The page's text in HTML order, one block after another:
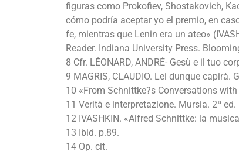
figuras como Prokofiev, Shostakovich,
cómo podría aceptar yo el premio, en
fe, mientras que Lenin era un ateo»
Reader. Indiana University Press.
8 Cfr. LÉONARD, ANDRÉ- Gesù e il tuo
9 MAGRIS, CLAUDIO. Lei dunque capirà.
10 «From Schnittke?s Conversations
11 Verità e interpretazione. Mursia. 2ª
12 IVASHKIN. «Alfred Schnittke: la
13 Ibid. p.89.
14 Op. cit.